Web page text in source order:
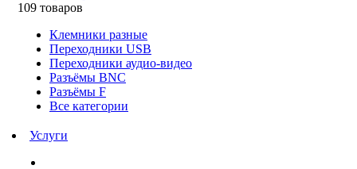
109 товаров
Клемники разные
Переходники USB
Переходники аудио-видео
Разъёмы BNC
Разъёмы F
Все категории
Услуги